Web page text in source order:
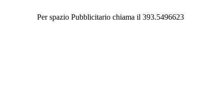
Per spazio Pubblicitario chiama il 393.5496623